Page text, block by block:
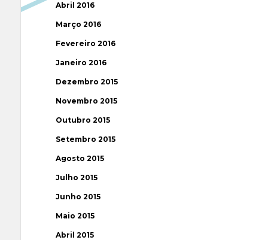
Abril 2016
Março 2016
Fevereiro 2016
Janeiro 2016
Dezembro 2015
Novembro 2015
Outubro 2015
Setembro 2015
Agosto 2015
Julho 2015
Junho 2015
Maio 2015
Abril 2015